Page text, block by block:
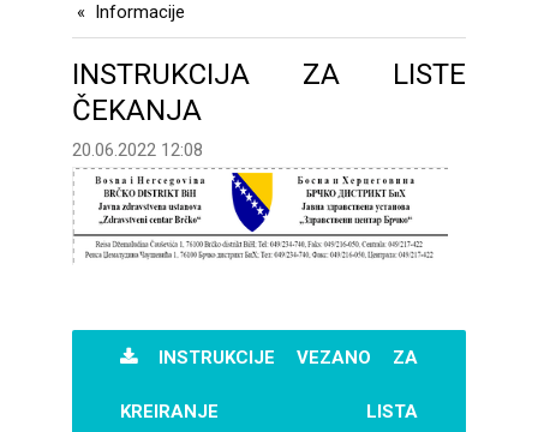
Informacije
INSTRUKCIJA ZA LISTE
ČEKANJA
20.06.2022 12:08
INSTRUKCIJE VEZANO ZA
KREIRANJE LISTA